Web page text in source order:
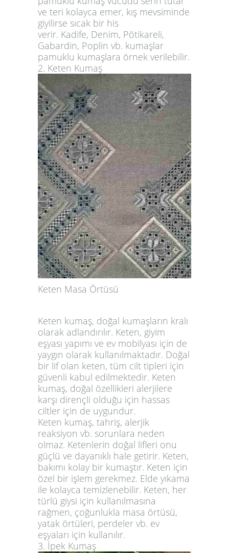
ve teri kolayca emer, kış mevsiminde
giyilirse sıcak bir his
verir. Kadife, Denim, Pötikareli,
Gabardin, Poplin vb. kumaşlar
pamuklu kumaşlara örnek verilebilir.
2. Keten Kumaş
Keten Masa Örtüsü
Keten kumaş, doğal kumaşların kralı
olarak adlandırılır. Keten, giyim
eşyası yapımı ve ev mobilyası için de
yaygın olarak kullanılmaktadır. Doğal
bir lif olan keten, tüm cilt tipleri için
güvenli kabul edilmektedir. Keten
kumaş, doğal özellikleri alerjilere
karşı dirençli olduğu için hassas
ciltler için de uygundur.
Keten kumaş, tahriş, alerjik
reaksiyon vb. sorunlara neden
olmaz. Ketenlerin doğal lifleri onu
güçlü ve dayanıklı hale getirir. Keten,
bakımı kolay bir kumaştır. Keten için
özel bir işlem gerekmez. Elde yıkama
ile kolayca temizlenebilir. Keten, her
türlü giysi için kullanılmasına
rağmen, çoğunlukla masa örtüsü,
yatak örtüleri, perdeler vb. ev
eşyaları için kullanılır.
3. İpek Kumaş